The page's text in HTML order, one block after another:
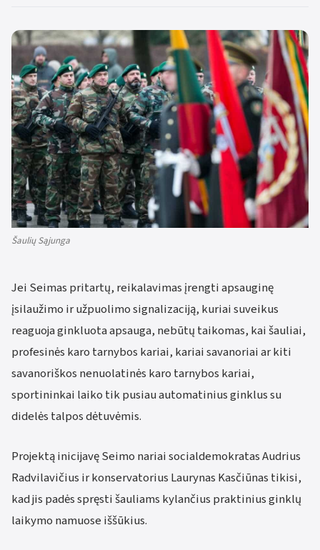
Šaulių Sąjunga
Jei Seimas pritartų, reikalavimas įrengti apsauginę
įsilaužimo ir užpuolimo signalizaciją, kuriai suveikus
reaguoja ginkluota apsauga, nebūtų taikomas, kai šauliai,
profesinės karo tarnybos kariai, kariai savanoriai ar kiti
savanoriškos nenuolatinės karo tarnybos kariai,
sportininkai laiko tik pusiau automatinius ginklus su
didelės talpos dėtuvėmis.
Projektą inicijavę Seimo nariai socialdemokratas Audrius
Radvilavičius ir konservatorius Laurynas Kasčiūnas tikisi,
kad jis padės spręsti šauliams kylančius praktinius ginklų
laikymo namuose iššūkius.